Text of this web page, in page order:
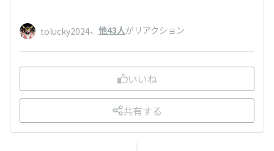
tolucky2024、 他43人がリアクション
いいね
共有する